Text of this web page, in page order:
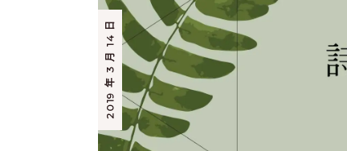
2019 年 3 月 14 日